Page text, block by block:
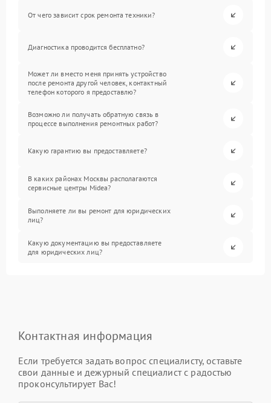
От чего зависит срок ремонта техники?
Диагностика проводится бесплатно?
Может ли вместо меня принять устройство
после ремонта другой человек, контактный
телефон которого я предоставлю?
Возможно ли получать обратную связь в
процессе выполнения ремонтных работ?
Какую гарантию вы предоставляете?
В каких районах Москвы располагаются
сервисные центры Midea?
Выполняете ли вы ремонт для юридических
лиц?
Какую документацию вы предоставляете
для юридических лиц?
Контактная информация
Если требуется задать вопрос специалисту, оставьте
свои данные и дежурный специалист с радостью
проконсультирует Вас!